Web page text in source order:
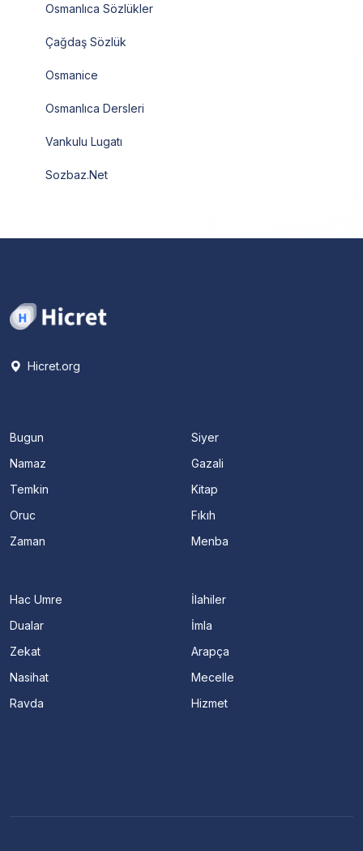
Osmanlıca Sözlükler
Çağdaş Sözlük
Osmanice
Osmanlıca Dersleri
Vankulu Lugatı
Sozbaz.Net
Hicret.org
Bugun
Namaz
Temkin
Oruc
Zaman
Siyer
Gazali
Kitap
Fıkıh
Menba
Hac Umre
Dualar
Zekat
Nasihat
Ravda
İlahiler
İmla
Arapça
Mecelle
Hizmet